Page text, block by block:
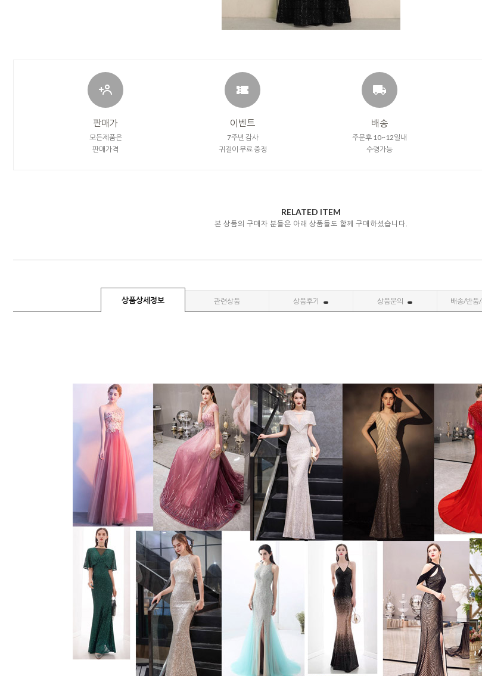
판매가
모든제품은
판매가격
이벤트
7주년 감사
귀걸이 무료 증정
배송
주문후 10~12일내
수령가능
RELATED ITEM
본 상품의 구매자 분들은 아래 상품들도 함께 구매하셨습니다.
상품상세정보 관련상품 상품후기 상품문의 배송/반품